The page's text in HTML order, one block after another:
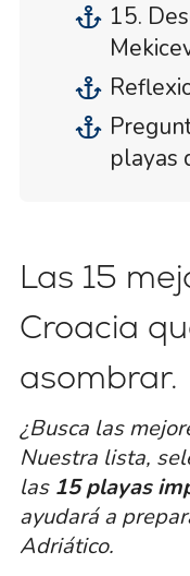
15.
playas
Las 15
Croacia
asombrar.
¿Busca las
Nuestra lista,
las 15 playas
ayudará a
Adriático.